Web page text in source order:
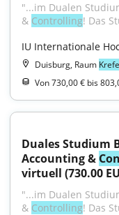
"...im Dualen
& Controlling! Das
IU Internationale
Duisburg, Raum
Von 730,00 € bis
Duales Studium
Accounting &
virtuell (730.00
"...im Dualen
& Controlling! Das